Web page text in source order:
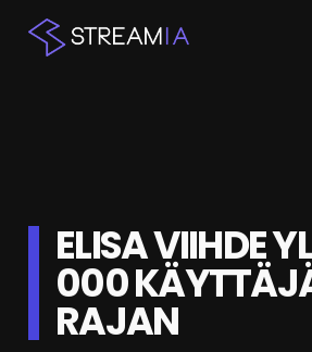
KESKUSTELU
SHOP
ELISA VIIHDE
000
RAJAN